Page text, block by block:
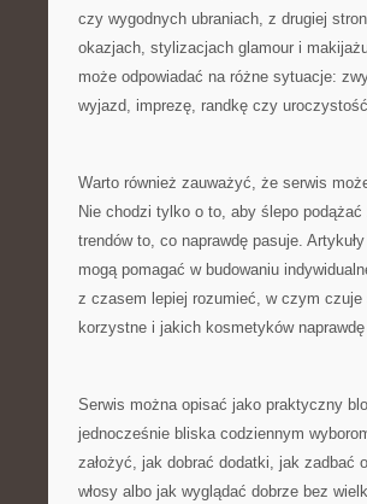
czy wygodnych ubraniach, z drugiej
okazjach, stylizacjach glamour i
może odpowiadać na różne sytuacje:
wyjazd, imprezę, randkę czy
Warto również zauważyć, że serwis
Nie chodzi tylko o to, aby ślepo
trendów to, co naprawdę pasuje.
mogą pomagać w budowaniu
z czasem lepiej rozumieć, w czym
korzystne i jakich kosmetyków
Serwis można opisać jako praktyczny
jednocześnie bliska codziennym
założyć, jak dobrać dodatki, jak
włosy albo jak wyglądać dobrze bez